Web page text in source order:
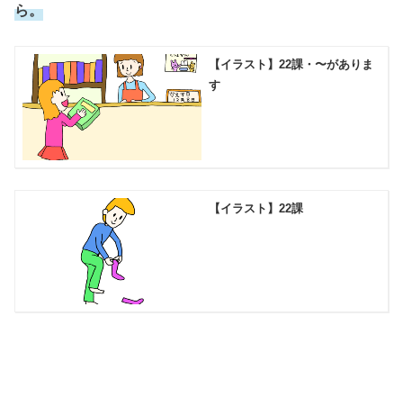
ら。
【イラスト】22課・〜がありま
す
【イラスト】22課